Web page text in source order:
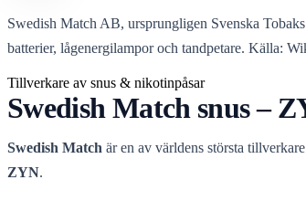
Swedish Match AB, ursprungligen Svenska
batterier, lågenergilampor och tandpetare. Källa:
Tillverkare av snus & nikotinpåsar
Swedish Match snus –
Swedish Match är en av världens största
ZYN.